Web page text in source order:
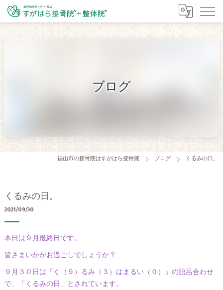
ブログ
福山市の接骨院はすがはら接骨院 ブログ くるみの日。
くるみの日。
2021/09/30
本日は９月最終日です。
皆さまいかがお過ごしでしょうか？
９月３０日は「く（９）るみ（３）はまるい（０）」の語呂合わせ
で、「くるみの日」とされています。